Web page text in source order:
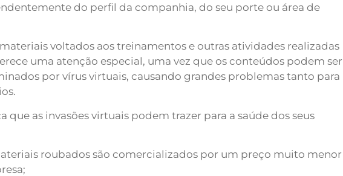
do perfil da companhia, do seu porte ou área de
voltados aos treinamentos e outras atividades realizadas
uma atenção especial, uma vez que os conteúdos podem ser
por vírus virtuais, causando grandes problemas tanto para
que as invasões virtuais podem trazer para a saúde dos seus
roubados são comercializados por um preço muito menor